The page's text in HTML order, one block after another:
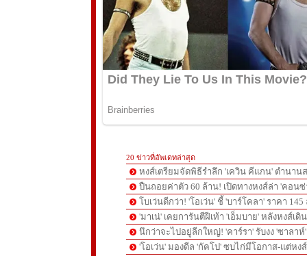
20 ข่าวที่อัพเดทล่าสุด
หงส์เตรียมจัดพิธีรำลึก 'เควิน คีแกน' ตำนาน
ปืนถอยค่าตัว 60 ล้าน! เปิดทางหงส์ล่า 'คอนซ่
โบเว่นดีกว่า! 'โอเว่น' ชี้ 'บาร์โคลา' ราคา
'มาเน่' เคยการันตีฝีเท้า 'เอ็มบาย' หลังหงส์เดิ
นึกว่าจะไปอยู่ลีกใหญ่! 'คาร์รา' รับงง 'ซาลา
'โอเว่น' มองดีล 'กัคโป' ซบไก่มีโอกาส-แต่ห